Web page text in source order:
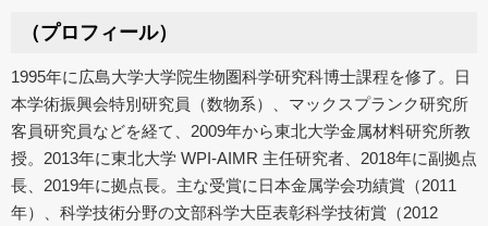
（プロフィール）
1995年に広島大学大学院生物圏科学研究科博士課程を修了。日
本学術振興会特別研究員（数物系）、マックスプランク研究所
客員研究員などを経て、2009年から東北大学金属材料研究所教
授。2013年に東北大学 WPI-AIMR 主任研究者、2018年に副拠点
長、2019年に拠点長。主な受賞に日本金属学会功績賞（2011
年）、科学技術分野の文部科学大臣表彰科学技術賞（2012